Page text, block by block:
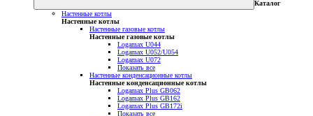
Каталог
Настенные котлы
Настенные котлы
Настенные газовые котлы
Настенные газовые котлы
Logamax U044
Logamax U052/U054
Logamax U072
Показать все
Настенные конденсационные котлы
Настенные конденсационные котлы
Logamax Plus GB062
Logamax Plus GB162
Logamax Plus GB172i
Показать все